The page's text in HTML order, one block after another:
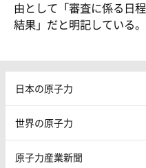
由として「審査に係る日
結果」だと明記している。
日本の原子力
世界の原子力
原子力産業新聞